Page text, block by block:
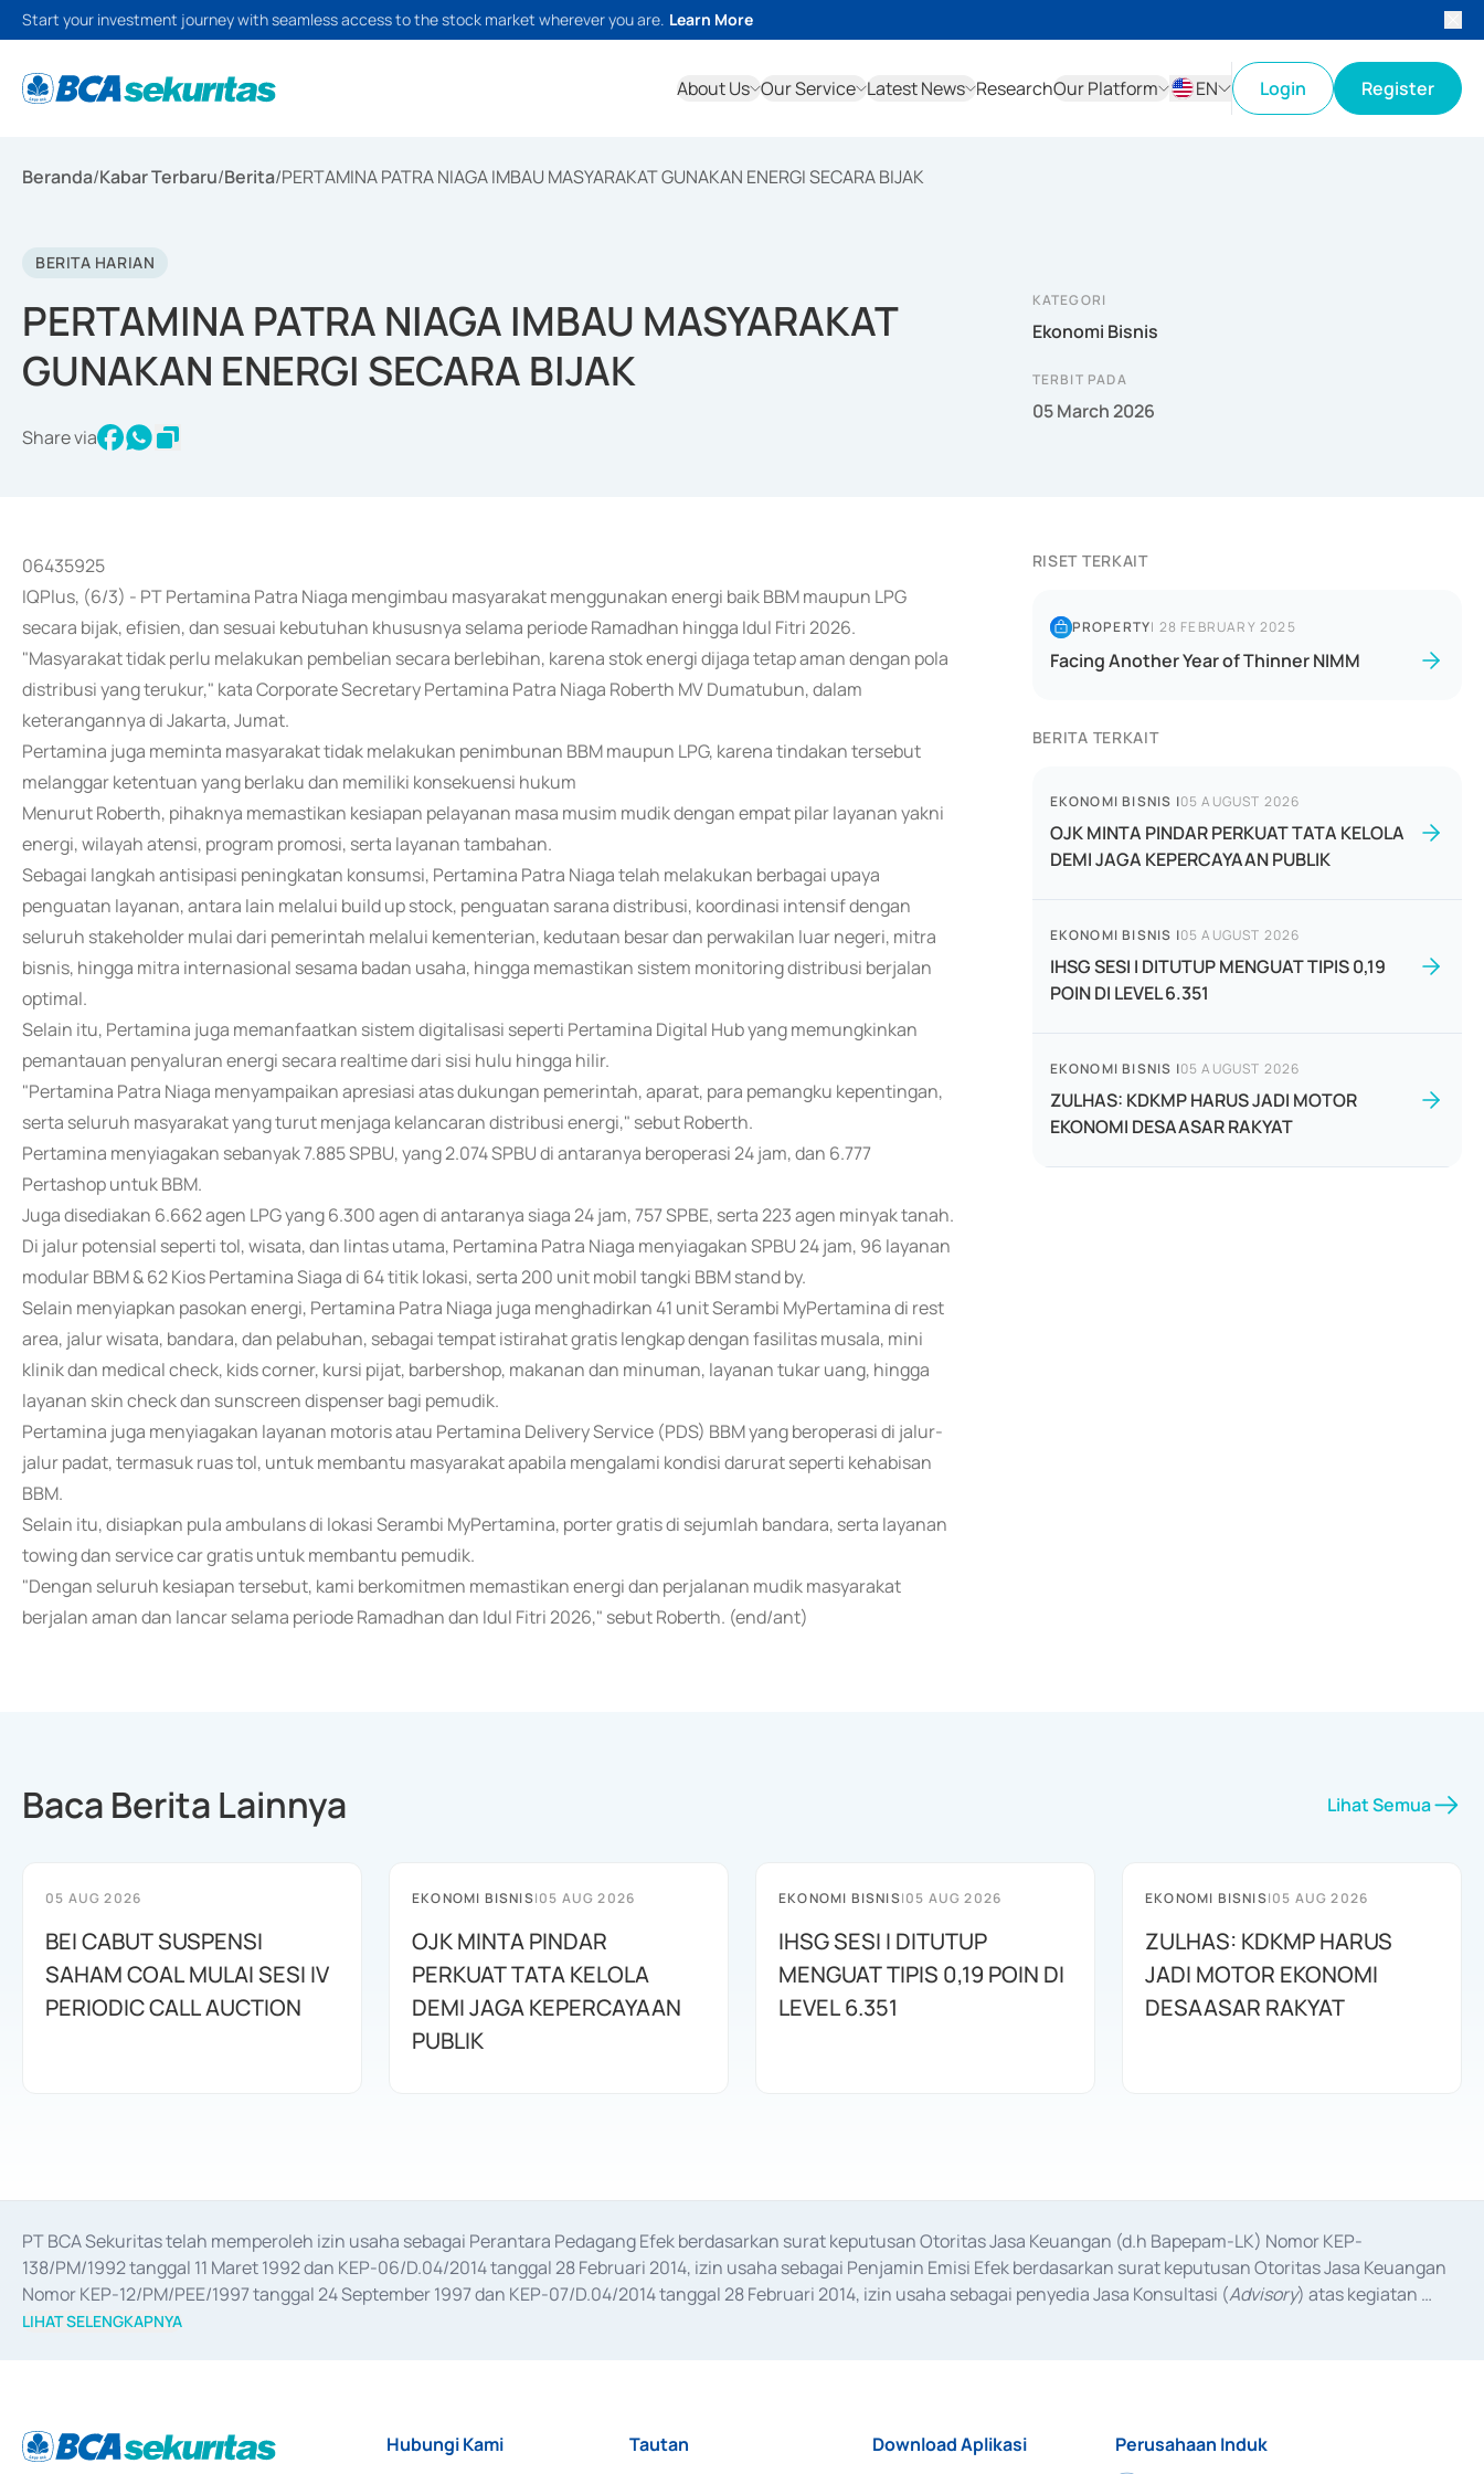
Start your investment journey with seamless access to the stock market wherever you are. Learn More
About Us Our Service Latest News ResearchOur Platform
EN
Login Register
Beranda/Kabar Terbaru/Berita/PERTAMINA PATRA NIAGA IMBAU MASYARAKAT GUNAKAN ENERGI SECARA BIJAK
BERITA HARIAN
PERTAMINA PATRA NIAGA IMBAU MASYARAKAT
GUNAKAN ENERGI SECARA BIJAK
Share via
KATEGORI
Ekonomi Bisnis
TERBIT PADA
05 March 2026
06435925
IQPlus, (6/3) - PT Pertamina Patra Niaga mengimbau masyarakat menggunakan energi baik BBM maupun LPG
secara bijak, efisien, dan sesuai kebutuhan khususnya selama periode Ramadhan hingga Idul Fitri 2026.
"Masyarakat tidak perlu melakukan pembelian secara berlebihan, karena stok energi dijaga tetap aman dengan pola
distribusi yang terukur," kata Corporate Secretary Pertamina Patra Niaga Roberth MV Dumatubun, dalam
keterangannya di Jakarta, Jumat.
Pertamina juga meminta masyarakat tidak melakukan penimbunan BBM maupun LPG, karena tindakan tersebut
melanggar ketentuan yang berlaku dan memiliki konsekuensi hukum
Menurut Roberth, pihaknya memastikan kesiapan pelayanan masa musim mudik dengan empat pilar layanan yakni
energi, wilayah atensi, program promosi, serta layanan tambahan.
Sebagai langkah antisipasi peningkatan konsumsi, Pertamina Patra Niaga telah melakukan berbagai upaya
penguatan layanan, antara lain melalui build up stock, penguatan sarana distribusi, koordinasi intensif dengan
seluruh stakeholder mulai dari pemerintah melalui kementerian, kedutaan besar dan perwakilan luar negeri, mitra
bisnis, hingga mitra internasional sesama badan usaha, hingga memastikan sistem monitoring distribusi berjalan
optimal.
Selain itu, Pertamina juga memanfaatkan sistem digitalisasi seperti Pertamina Digital Hub yang memungkinkan
pemantauan penyaluran energi secara realtime dari sisi hulu hingga hilir.
"Pertamina Patra Niaga menyampaikan apresiasi atas dukungan pemerintah, aparat, para pemangku kepentingan,
serta seluruh masyarakat yang turut menjaga kelancaran distribusi energi," sebut Roberth.
Pertamina menyiagakan sebanyak 7.885 SPBU, yang 2.074 SPBU di antaranya beroperasi 24 jam, dan 6.777
Pertashop untuk BBM.
Juga disediakan 6.662 agen LPG yang 6.300 agen di antaranya siaga 24 jam, 757 SPBE, serta 223 agen minyak tanah.
Di jalur potensial seperti tol, wisata, dan lintas utama, Pertamina Patra Niaga menyiagakan SPBU 24 jam, 96 layanan
modular BBM & 62 Kios Pertamina Siaga di 64 titik lokasi, serta 200 unit mobil tangki BBM stand by.
Selain menyiapkan pasokan energi, Pertamina Patra Niaga juga menghadirkan 41 unit Serambi MyPertamina di rest
area, jalur wisata, bandara, dan pelabuhan, sebagai tempat istirahat gratis lengkap dengan fasilitas musala, mini
klinik dan medical check, kids corner, kursi pijat, barbershop, makanan dan minuman, layanan tukar uang, hingga
layanan skin check dan sunscreen dispenser bagi pemudik.
Pertamina juga menyiagakan layanan motoris atau Pertamina Delivery Service (PDS) BBM yang beroperasi di jalur-
jalur padat, termasuk ruas tol, untuk membantu masyarakat apabila mengalami kondisi darurat seperti kehabisan
BBM.
Selain itu, disiapkan pula ambulans di lokasi Serambi MyPertamina, porter gratis di sejumlah bandara, serta layanan
towing dan service car gratis untuk membantu pemudik.
"Dengan seluruh kesiapan tersebut, kami berkomitmen memastikan energi dan perjalanan mudik masyarakat
berjalan aman dan lancar selama periode Ramadhan dan Idul Fitri 2026," sebut Roberth. (end/ant)
RISET TERKAIT
PROPERTY| 28 FEBRUARY 2025
Facing Another Year of Thinner NIMM
BERITA TERKAIT
EKONOMI BISNIS |05 AUGUST 2026
OJK MINTA PINDAR PERKUAT TATA KELOLA
DEMI JAGA KEPERCAYAAN PUBLIK
EKONOMI BISNIS |05 AUGUST 2026
IHSG SESI I DITUTUP MENGUAT TIPIS 0,19
POIN DI LEVEL 6.351
EKONOMI BISNIS |05 AUGUST 2026
ZULHAS: KDKMP HARUS JADI MOTOR
EKONOMI DESAASAR RAKYAT
Baca Berita Lainnya Lihat Semua
05 AUG 2026
BEI CABUT SUSPENSI
SAHAM COAL MULAI SESI IV
PERIODIC CALL AUCTION
EKONOMI BISNIS|05 AUG 2026
OJK MINTA PINDAR
PERKUAT TATA KELOLA
DEMI JAGA KEPERCAYAAN
PUBLIK
EKONOMI BISNIS|05 AUG 2026
IHSG SESI I DITUTUP
MENGUAT TIPIS 0,19 POIN DI
LEVEL 6.351
EKONOMI BISNIS|05 AUG 2026
ZULHAS: KDKMP HARUS
JADI MOTOR EKONOMI
DESAASAR RAKYAT
PT BCA Sekuritas telah memperoleh izin usaha sebagai Perantara Pedagang Efek berdasarkan surat keputusan Otoritas Jasa Keuangan (d.h Bapepam-LK) Nomor KEP-
138/PM/1992 tanggal 11 Maret 1992 dan KEP-06/D.04/2014 tanggal 28 Februari 2014, izin usaha sebagai Penjamin Emisi Efek berdasarkan surat keputusan Otoritas Jasa Keuangan
Nomor KEP-12/PM/PEE/1997 tanggal 24 September 1997 dan KEP-07/D.04/2014 tanggal 28 Februari 2014, izin usaha sebagai penyedia Jasa Konsultasi (Advisory) atas kegiatan
merger, akuisisi, divestasi, dan
LIHAT SELENGKAPNYA
Hubungi Kami Tautan Download Aplikasi Perusahaan Induk